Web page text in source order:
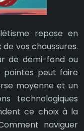
repose en
vos chaussures.
de demi-fond ou
pointes peut faire
moyenne et un
technologiques
ce choix à la
naviguer